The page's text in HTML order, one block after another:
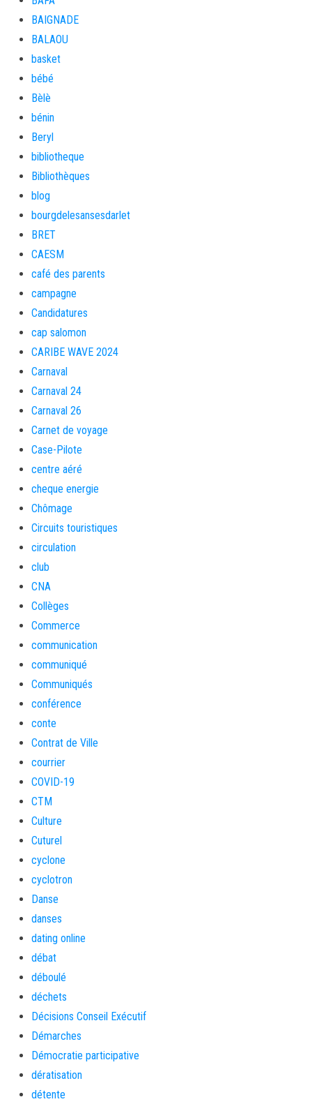
BAIGNADE
BALAOU
basket
bébé
Bèlè
bénin
Beryl
bibliotheque
Bibliothèques
blog
bourgdelesansesdarlet
BRET
CAESM
café des parents
campagne
Candidatures
cap salomon
CARIBE WAVE 2024
Carnaval
Carnaval 24
Carnaval 26
Carnet de voyage
Case-Pilote
centre aéré
cheque energie
Chômage
Circuits touristiques
circulation
club
CNA
Collèges
Commerce
communication
communiqué
Communiqués
conférence
conte
Contrat de Ville
courrier
COVID-19
CTM
Culture
Cuturel
cyclone
cyclotron
Danse
danses
dating online
débat
déboulé
déchets
Décisions Conseil Exécutif
Démarches
Démocratie participative
dératisation
détente